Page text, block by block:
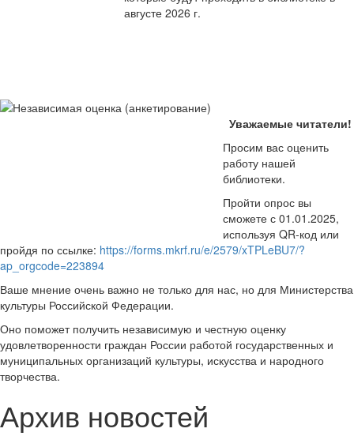
августе 2026 г.
Уважаемые читатели!
Просим вас оценить
работу нашей
библиотеки.
Пройти опрос вы
сможете с 01.01.2025,
используя QR-код или
пройдя по ссылке: https://forms.mkrf.ru/e/2579/xTPLeBU7/?
ap_orgcode=223894
Ваше мнение очень важно не только для нас, но для Министерства
культуры Российской Федерации.
Оно поможет получить независимую и честную оценку
удовлетворенности граждан России работой государственных и
муниципальных организаций культуры, искусства и народного
творчества.
Архив новостей